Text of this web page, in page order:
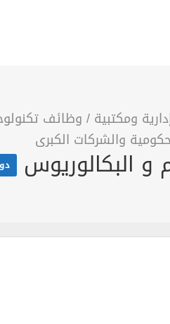
ومكتبية / وظائف
والشركات الكبرى
البكالوريوس